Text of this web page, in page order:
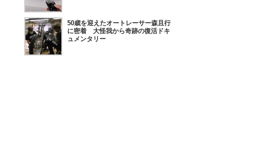
50歳を迎えたオートレーサー森且行
に密着 大怪我から奇跡の復活ドキ
ュメンタリー